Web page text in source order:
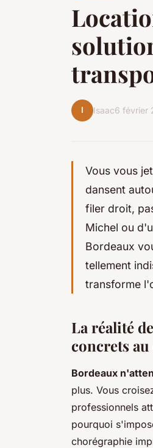
I Isaac6 février
Vous vous
dansent
filer droit,
Michel ou
Bordeaux
tellement
transforme
La réalité
concrets
Bordeaux
plus. Vous
professionnels
pourquoi
chorégraphie